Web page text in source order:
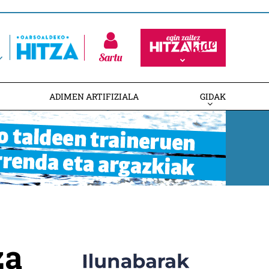
Sartu
ADIMEN ARTIFIZIALA GIDAK